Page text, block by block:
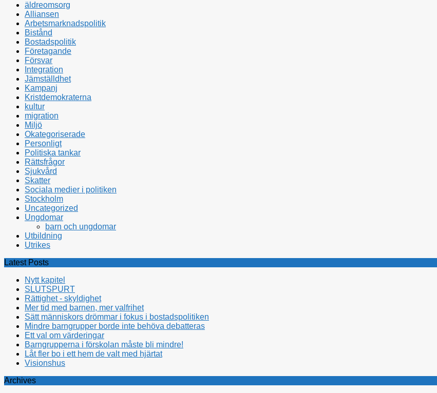
äldreomsorg
Alliansen
Arbetsmarknadspolitik
Bistånd
Bostadspolitik
Företagande
Försvar
Integration
Jämställdhet
Kampanj
Kristdemokraterna
kultur
migration
Miljö
Okategoriserade
Personligt
Politiska tankar
Rättsfrågor
Sjukvård
Skatter
Sociala medier i politiken
Stockholm
Uncategorized
Ungdomar
barn och ungdomar
Utbildning
Utrikes
Latest Posts
Nytt kapitel
SLUTSPURT
Rättighet - skyldighet
Mer tid med barnen, mer valfrihet
Sätt människors drömmar i fokus i bostadspolitiken
Mindre barngrupper borde inte behöva debatteras
Ett val om värderingar
Barngrupperna i förskolan måste bli mindre!
Låt fler bo i ett hem de valt med hjärtat
Visionshus
Archives